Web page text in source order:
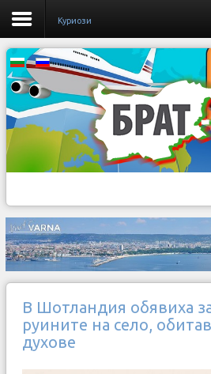
Куриози
В Шотландия обявиха
руините на село,
духове